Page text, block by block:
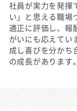
社員が実力を発揮
い」と思える職場
適正に評価し、報
がいにも応えてい
成し喜びを分かち
の成長がありま